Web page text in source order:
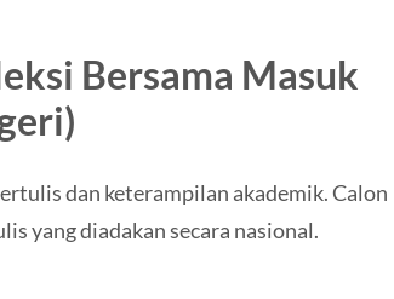
Bersama Masuk
dan keterampilan akademik. Calon
yang diadakan secara nasional.